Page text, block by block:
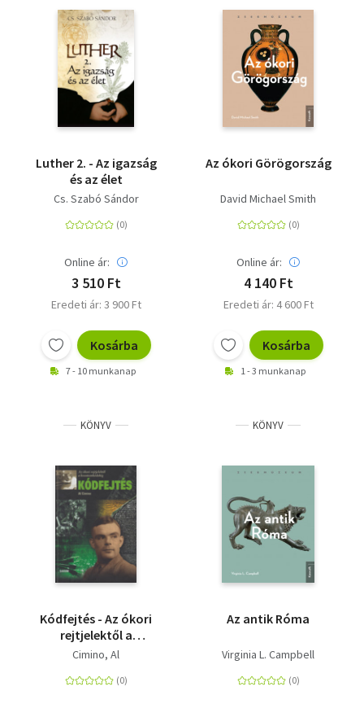
Luther 2. - Az igazság
és az élet
Cs. Szabó Sándor
Online ár:
3 510 Ft
Eredeti ár: 3 900 Ft
Kosárba
7 - 10 munkanap
Az ókori Görögország
David Michael Smith
Online ár:
4 140 Ft
Eredeti ár: 4 600 Ft
Kosárba
1 - 3 munkanap
KÖNYV
Kódfejtés - Az ókori
rejtjelektől a
kvantumkódokig
Cimino, Al
KÖNYV
Az antik Róma
Virginia L. Campbell